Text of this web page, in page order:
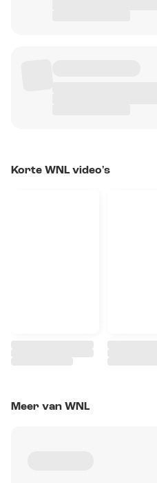
Korte WNL video's
Meer van WNL